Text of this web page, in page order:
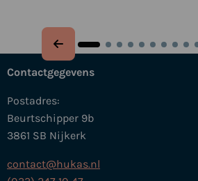
Contactgegevens
Postadres:
Beurtschipper 9b
3861 SB Nijkerk
contact@hukas.nl